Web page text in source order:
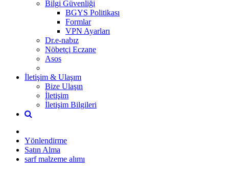
Bilgi Güvenliği
BGYS Politikası
Formlar
VPN Ayarları
Dr.e-nabız
Nöbetçi Eczane
Asos
İletişim & Ulaşım
Bize Ulaşın
İletişim
İletişim Bilgileri
Yönlendirme
Satın Alma
sarf malzeme alımı